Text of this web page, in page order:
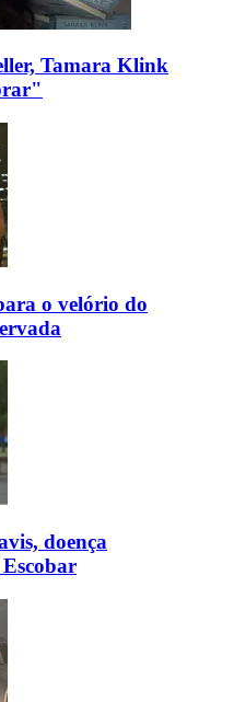
Tamara Klink
o velório do
doença